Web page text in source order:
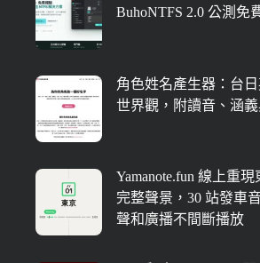
BuhoNTFS 2.0 公測免
角色姓名產生器：台
世界觀，附讀音、涵
Yamanote.fun 線上重
完整聲景，30 站發車
聲和廣播不間斷播放